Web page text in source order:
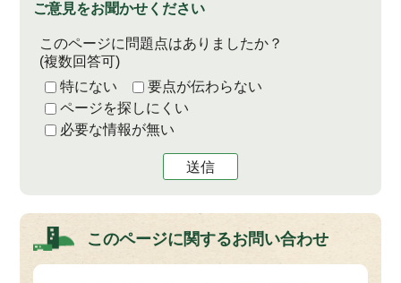
ご意見をお聞かせください
このページに問題点はありましたか？
(複数回答可)
特にない
要点が伝わらない
ページを探しにくい
必要な情報が無い
送信
このページに関するお問い合わせ